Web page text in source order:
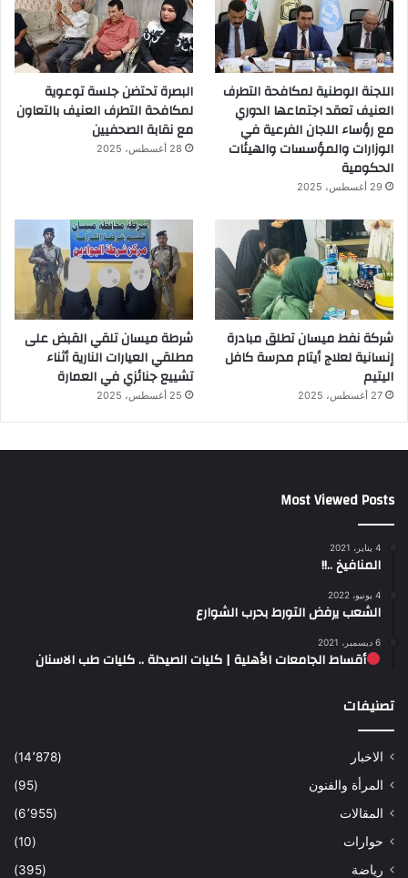
اللجنة الوطنية لمكافحة التطرف
العنيف تعقد اجتماعها الدوري
مع رؤساء اللجان الفرعية في
الوزارات والمؤسسات والهيئات
الحكومية
29 أغسطس، 2025
البصرة تحتضن جلسة توعوية
لمكافحة التطرف العنيف بالتعاون
مع نقابة الصحفيين
28 أغسطس، 2025
شركة نفط ميسان تطلق مبادرة
إنسانية لعلاج أيتام مدرسة كافل
اليتيم
27 أغسطس، 2025
شرطة ميسان تلقي القبض على
مطلقي العيارات النارية أثناء
تشييع جنائزي في العمارة
25 أغسطس، 2025
Most Viewed Posts
4 يناير، 2021
المنافيخ ..!!
4 يونيو، 2022
الشعب يرفض التورط بحرب الشوارع
6 ديسمبر، 2021
أقساط الجامعات الأهلية | كليات الصيدلة .. كليات طب الاسنان
تصنيفات
الاخبار
(14٬878)
المرأة والفنون
(95)
المقالات
(6٬955)
حوارات
(10)
رياضة
(395)